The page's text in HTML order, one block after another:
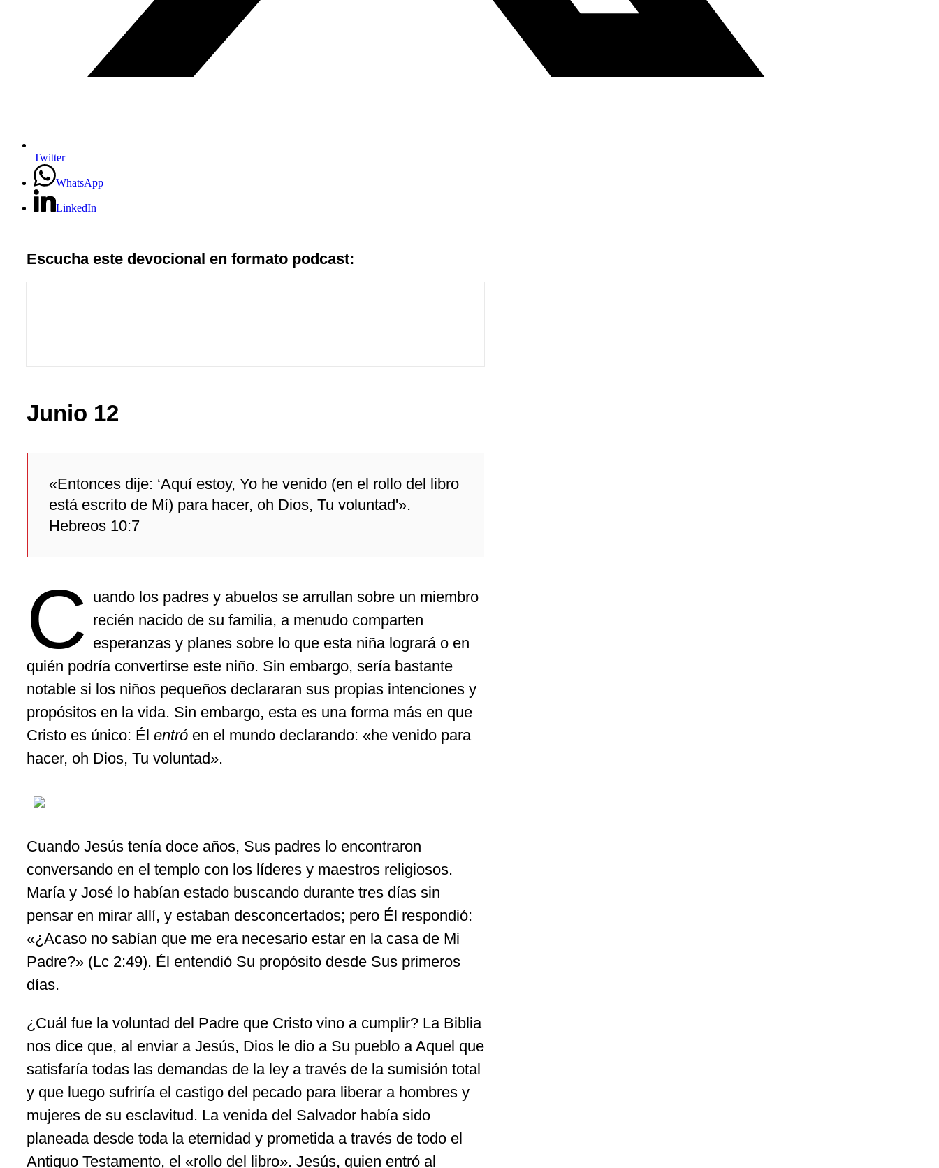
Twitter
WhatsApp
LinkedIn
Escucha este devocional en formato podcast:
Junio 12
«Entonces dije: ‘Aquí estoy, Yo he venido (en el rollo del libro
está escrito de Mí) para hacer, oh Dios, Tu voluntad'».
Hebreos 10:7
C uando los padres y abuelos se arrullan sobre un miembro
recién nacido de su familia, a menudo comparten
esperanzas y planes sobre lo que esta niña logrará o en
quién podría convertirse este niño. Sin embargo, sería bastante
notable si los niños pequeños declararan sus propias intenciones y
propósitos en la vida. Sin embargo, esta es una forma más en que
Cristo es único: Él entró en el mundo declarando: «he venido para
hacer, oh Dios, Tu voluntad».
Cuando Jesús tenía doce años, Sus padres lo encontraron
conversando en el templo con los líderes y maestros religiosos.
María y José lo habían estado buscando durante tres días sin
pensar en mirar allí, y estaban desconcertados; pero Él respondió:
«¿Acaso no sabían que me era necesario estar en la casa de Mi
Padre?» (Lc 2:49). Él entendió Su propósito desde Sus primeros
días.
¿Cuál fue la voluntad del Padre que Cristo vino a cumplir? La Biblia
nos dice que, al enviar a Jesús, Dios le dio a Su pueblo a Aquel que
satisfaría todas las demandas de la ley a través de la sumisión total
y que luego sufriría el castigo del pecado para liberar a hombres y
mujeres de su esclavitud. La venida del Salvador había sido
planeada desde toda la eternidad y prometida a través de todo el
Antiguo Testamento, el «rollo del libro». Jesús, quien entró al